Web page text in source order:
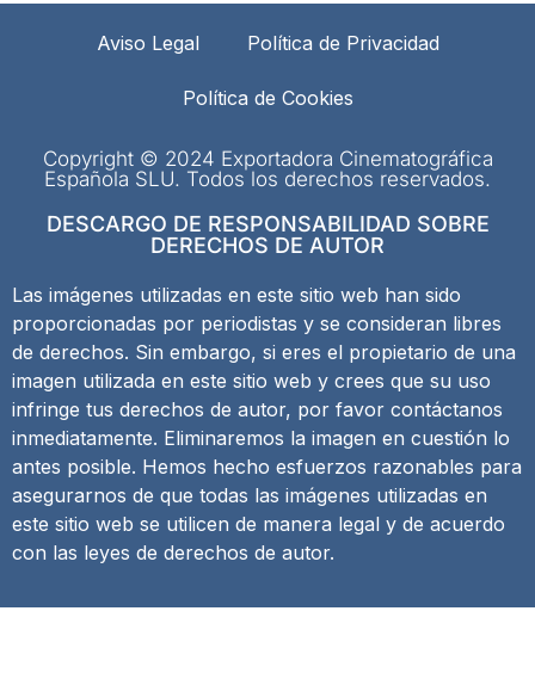
Aviso Legal Política de Privacidad
Política de Cookies
Copyright © 2024 Exportadora Cinematográfica
Española SLU. Todos los derechos reservados.
DESCARGO DE RESPONSABILIDAD SOBRE
DERECHOS DE AUTOR
Las imágenes utilizadas en este sitio web han sido
proporcionadas por periodistas y se consideran libres
de derechos. Sin embargo, si eres el propietario de una
imagen utilizada en este sitio web y crees que su uso
infringe tus derechos de autor, por favor contáctanos
inmediatamente. Eliminaremos la imagen en cuestión lo
antes posible. Hemos hecho esfuerzos razonables para
asegurarnos de que todas las imágenes utilizadas en
este sitio web se utilicen de manera legal y de acuerdo
con las leyes de derechos de autor.